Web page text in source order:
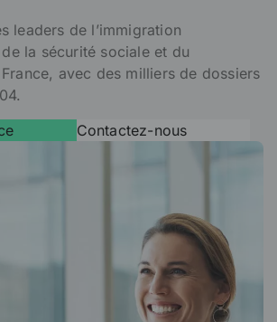
leaders de l’immigration
la sécurité sociale et du
avec des milliers de dossiers
Contactez-nous